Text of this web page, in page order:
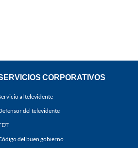
CORPORATIVOS
al televidente
del televidente
del buen gobierno